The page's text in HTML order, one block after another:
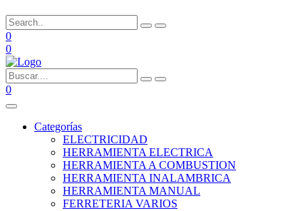
0
0
0
Categorías
ELECTRICIDAD
HERRAMIENTA ELECTRICA
HERRAMIENTA A COMBUSTION
HERRAMIENTA INALAMBRICA
HERRAMIENTA MANUAL
FERRETERIA VARIOS